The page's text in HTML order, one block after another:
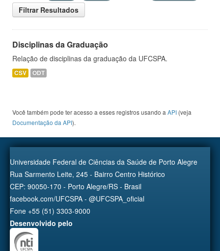
Filtrar Resultados
Disciplinas da Graduação
Relação de disciplinas da graduação da UFCSPA.
CSV ODT
Você também pode ter acesso a esses registros usando a API (veja
Documentação da API).
Universidade Federal de Ciências da Saúde de Porto Alegre
Rua Sarmento Leite, 245 - Bairro Centro Histórico
CEP: 90050-170 - Porto Alegre/RS - Brasil
facebook.com/UFCSPA - @UFCSPA_oficial
Fone +55 (51) 3303-9000
Desenvolvido pelo